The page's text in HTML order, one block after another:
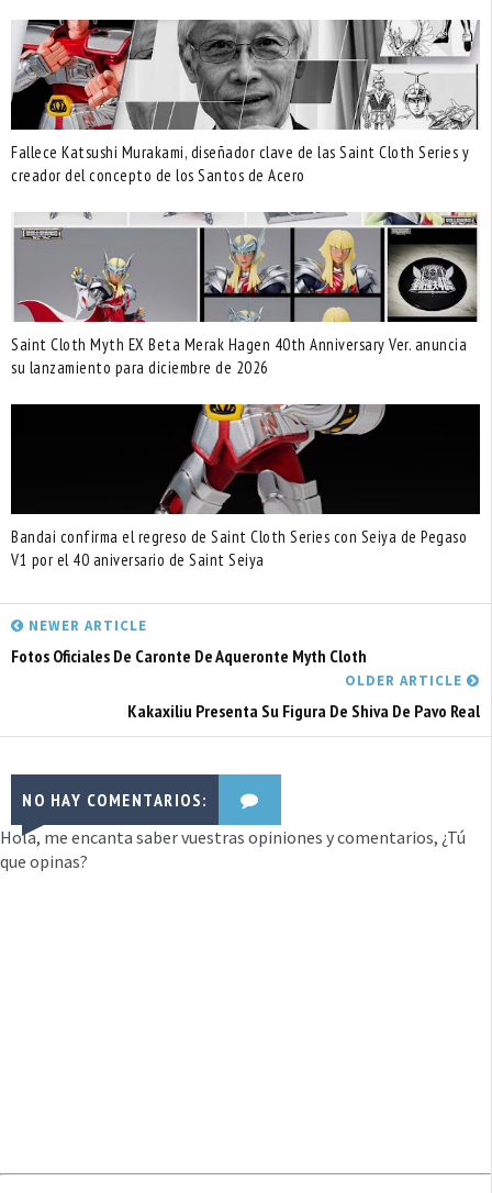
Fallece Katsushi Murakami, diseñador clave de las Saint Cloth Series y
creador del concepto de los Santos de Acero
Saint Cloth Myth EX Beta Merak Hagen 40th Anniversary Ver. anuncia
su lanzamiento para diciembre de 2026
Bandai confirma el regreso de Saint Cloth Series con Seiya de Pegaso
V1 por el 40 aniversario de Saint Seiya
NEWER ARTICLE
Fotos Oficiales De Caronte De Aqueronte Myth Cloth
OLDER ARTICLE
Kakaxiliu Presenta Su Figura De Shiva De Pavo Real
NO HAY COMENTARIOS:
Hola, me encanta saber vuestras opiniones y comentarios, ¿Tú
que opinas?